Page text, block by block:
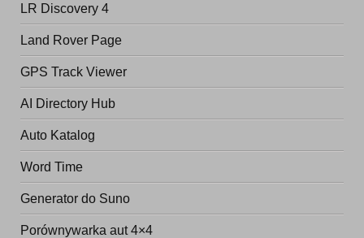
LR Discovery 4
Land Rover Page
GPS Track Viewer
AI Directory Hub
Auto Katalog
Word Time
Generator do Suno
Porównywarka aut 4×4